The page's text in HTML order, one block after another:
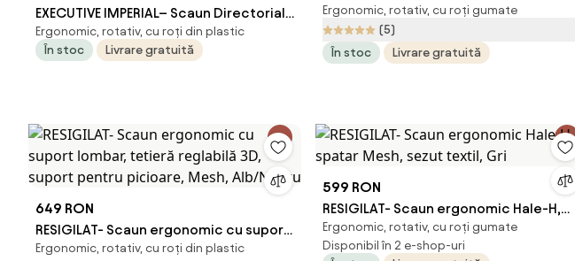
EXECUTIVE IMPERIAL– Scaun Directorial
Premium, Tapițerie din Piele PU
Calitativă, Furnir Curbat Finisaj Nuc,
Ergonomic, rotativ, cu roți din plastic
În stoc
Livrare gratuită
Sezut cu Arcuri Metalice și Spumă,
cotiere reglabile inaltime, piele PU,
Negru
Ergonomic, rotativ, cu roți gumate
(5)
În stoc
Livrare gratuită
649 RON
RESIGILAT- Scaun ergonomic cu suport
lombar, tetieră reglabilă 3D, suport
Ergonomic, rotativ, cu roți din plastic
599 RON
RESIGILAT- Scaun ergonomic Hale-H,
spatar Mesh, sezut textil, Gri
Ergonomic, rotativ, cu roți gumate
Disponibil în 2 e-shop-uri